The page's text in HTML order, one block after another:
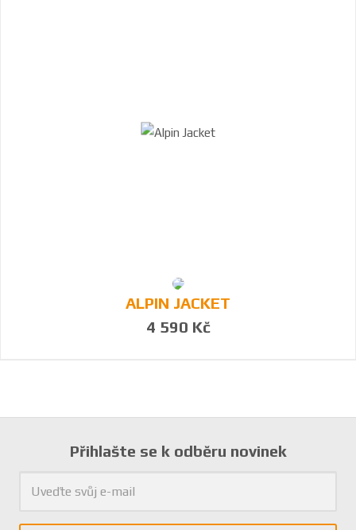
ALPIN JACKET
4 590 Kč
Přihlašte se k odběru novinek